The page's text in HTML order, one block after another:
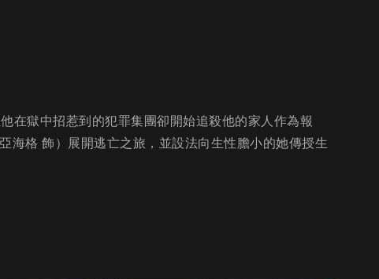
在獄中招惹到的犯罪集團卻開始追殺他的家人作為報
海格 飾）展開逃亡之旅，並設法向生性膽小的她傳授生